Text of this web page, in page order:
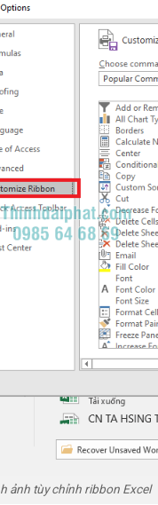
ảnh tùy chỉnh ribbon Excel